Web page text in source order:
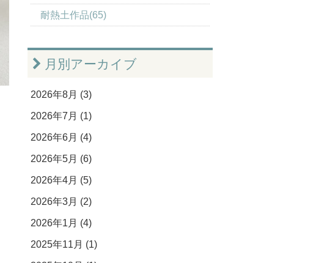
耐熱土作品(65)
月別アーカイブ
2026年8月 (3)
2026年7月 (1)
2026年6月 (4)
2026年5月 (6)
2026年4月 (5)
2026年3月 (2)
2026年1月 (4)
2025年11月 (1)